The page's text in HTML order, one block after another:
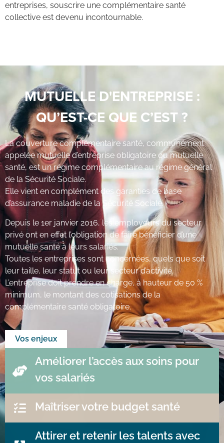
entreprises, souscrire une complémentaire santé
collective est devenu incontournable.
MUTUELLE D'ENTREPRISE :
QU’EST-CE QUE C’EST ?
La couverture complémentaire santé, communément
appelée mutuelle d’entreprise obligatoire ou mutuelle
santé, est un régime complémentaire au régime général
de la Sécurité Sociale.
Elle vient en complément des garanties de base
d’assurance maladie de la Sécurité Sociale.
Depuis le 1er janvier 2016, les employeurs du secteur
privé ont en effet l’obligation de faire bénéficier d’une
mutuelle santé à leurs salariés.
Toutes les entreprises sont concernées, quels que soit
leur taille, leur statut ou leur secteur d’activité.
L’entreprise doit prendre en charge, à hauteur de 50 %
minimum, le montant des cotisations de la
complémentaire santé obligatoire.
Vos enjeux
Améliorer l’accès aux soins pour
vos salariés
Maîtriser votre budget santé
Attirer et retenir les talents avec